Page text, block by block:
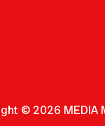
© 2026 MEDIA